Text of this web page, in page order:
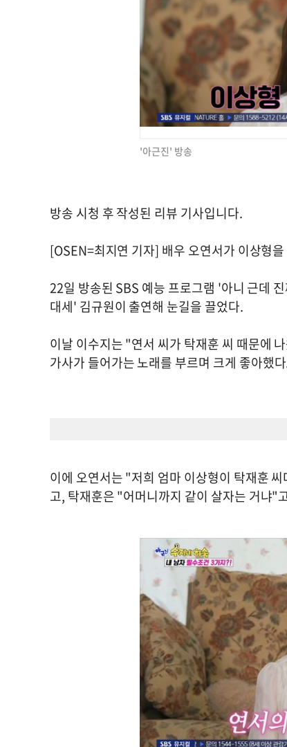
'아근진' 방송
방송 시청 후 작성된 리뷰 기사입니다.
[OSEN=최지연 기자] 배우 오연서가 이상형
22일 방송된 SBS 예능 프로그램 '아니 근데
대세' 김규원이 출연해 눈길을 끌었다.
이날 이수지는 "연서 씨가 탁재훈 씨 때문에
가사가 들어가는 노래를 부르며 크게 좋아했
이에 오연서는 "저희 엄마 이상형이 탁재훈
고, 탁재훈은 "어머니까지 같이 살자는 거냐"